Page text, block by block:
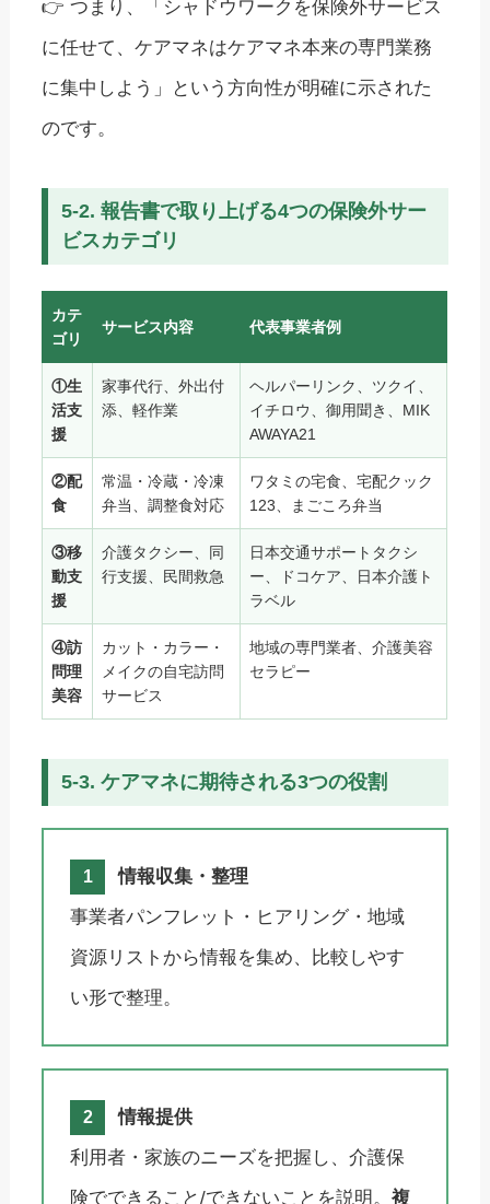
👉 つまり、「シャドウワークを保険外サービス
に任せて、ケアマネはケアマネ本来の専門業務
に集中しよう」という方向性が明確に示された
のです。
5-2. 報告書で取り上げる4つの保険外サー
ビスカテゴリ
カテ
ゴリ
サービス内容 代表事業者例
①生
活支
援
家事代行、外出付
添、軽作業
ヘルパーリンク、ツクイ、
イチロウ、御用聞き、MIK
AWAYA21
②配
食
常温・冷蔵・冷凍
弁当、調整食対応
ワタミの宅食、宅配クック
123、まごころ弁当
③移
動支
援
介護タクシー、同
行支援、民間救急
日本交通サポートタクシ
ー、ドコケア、日本介護ト
ラベル
④訪
問理
美容
カット・カラー・
メイクの自宅訪問
サービス
地域の専門業者、介護美容
セラピー
5-3. ケアマネに期待される3つの役割
1
情報収集・整理
事業者パンフレット・ヒアリング・地域
資源リストから情報を集め、比較しやす
い形で整理。
2
情報提供
利用者・家族のニーズを把握し、介護保
険でできること/できないことを説明。複